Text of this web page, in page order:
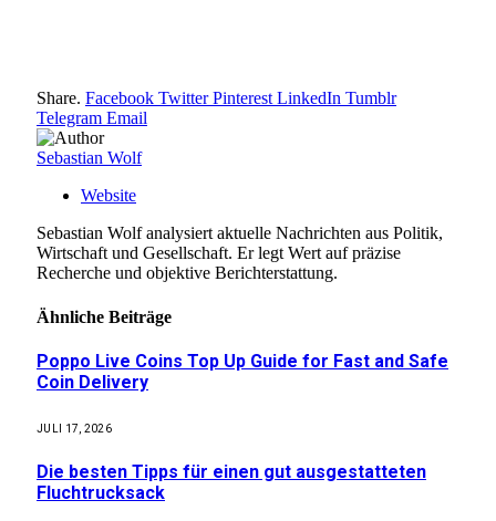
Share. Facebook Twitter Pinterest LinkedIn Tumblr
Telegram Email
Sebastian Wolf
Website
Sebastian Wolf analysiert aktuelle Nachrichten aus Politik,
Wirtschaft und Gesellschaft. Er legt Wert auf präzise
Recherche und objektive Berichterstattung.
Ähnliche Beiträge
Poppo Live Coins Top Up Guide for Fast and Safe
Coin Delivery
JULI 17, 2026
Die besten Tipps für einen gut ausgestatteten
Fluchtrucksack